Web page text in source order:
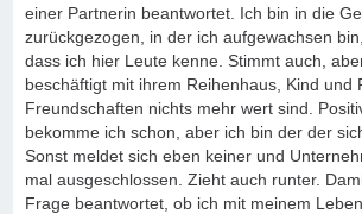
einer Partnerin beantwortet. Ich bin in die
zurückgezogen, in der ich aufgewachsen
dass ich hier Leute kenne. Stimmt auch,
beschäftigt mit ihrem Reihenhaus, Kind und
Freundschaften nichts mehr wert sind.
bekomme ich schon, aber ich bin der der
Sonst meldet sich eben keiner und
mal ausgeschlossen. Zieht auch runter.
Frage beantwortet, ob ich mit meinem